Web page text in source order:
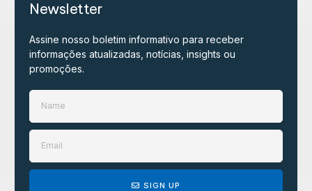
Newsletter
Assine nosso boletim informativo para receber
informações atualizadas, notícias, insights ou
promoções.​
SIGN UP